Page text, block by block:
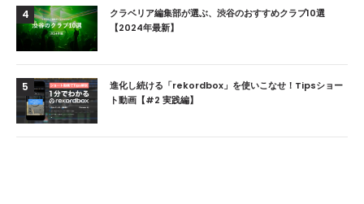
4
クラベリア編集部が選ぶ、渋谷のおすすめクラブ10選
【2024年最新】
5
進化し続ける「rekordbox」を使いこなせ！Tipsショー
ト動画【#2 実践編】